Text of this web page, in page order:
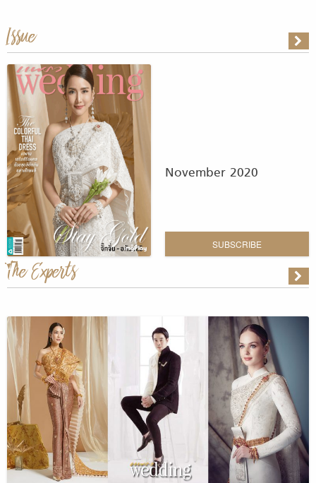
Issue
November 2020
SUBSCRIBE
The Experts